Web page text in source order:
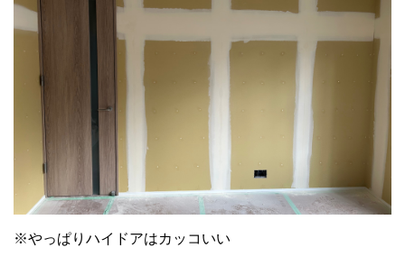
※やっぱりハイドアはカッコいい